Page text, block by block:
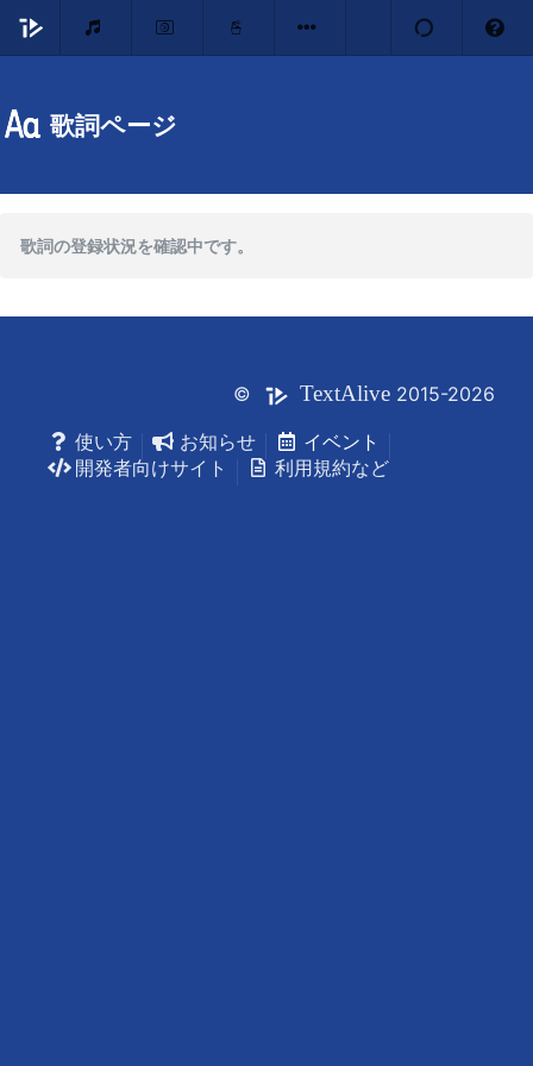
歌詞ページ
歌詞の登録状況を確認中です。
© TextAlive 2015-2026
使い方
お知らせ
イベント
開発者向けサイト
利用規約など